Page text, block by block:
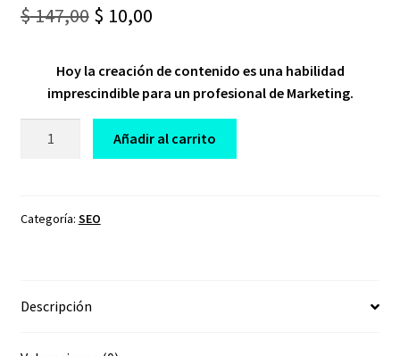
$147,00 Original
was:
$ 10,00Current
is:
Hoy la creación de contenido es una habilidad
imprescindible para un profesional de Marketing.
cantidad
Añadir al carrito
Categoría: SEO
Descripción